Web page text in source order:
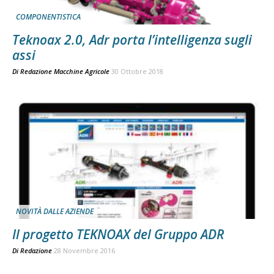
COMPONENTISTICA
Teknoax 2.0, Adr porta l’intelligenza sugli
assi
Di Redazione Macchine Agricole 30 Ottobre 2018
NOVITÀ DALLE AZIENDE
Il progetto TEKNOAX del Gruppo ADR
Di Redazione 28 Novembre 2016